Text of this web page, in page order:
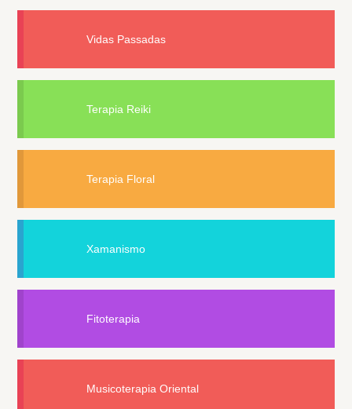
Vidas Passadas
Terapia Reiki
Terapia Floral
Xamanismo
Fitoterapia
Musicoterapia Oriental